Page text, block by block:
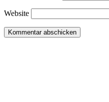
Website